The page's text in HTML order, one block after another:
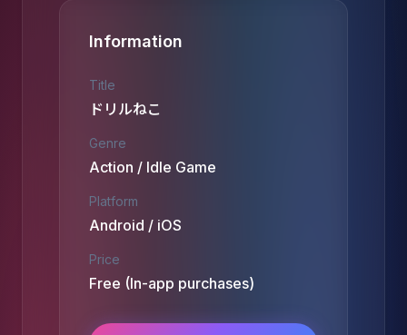
Information
Title
ドリルねこ
Genre
Action / Idle Game
Platform
Android / iOS
Price
Free (In-app purchases)